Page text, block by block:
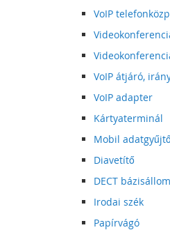
VoIP
VoIP átjáró,
VoIP adapter
Kártyaterminál
Mobil adatgyűjtő
Diavetítő
DECT
Irodai szék
Papírvágó